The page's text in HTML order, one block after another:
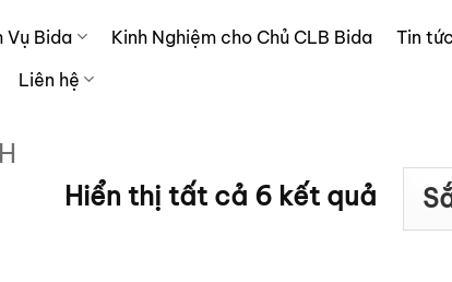
Vụ Bida Kinh Nghiệm cho Chủ CLB Bida Tin
Liên hệ
Hiển thị tất cả 6 kết quảĐã
sắp